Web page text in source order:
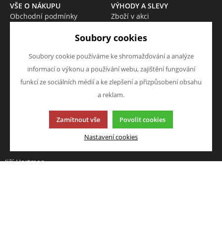
VŠE O NÁKUPU
Obchodní podmínky
Zásady zpracování osobních
údajů (GDPR)
VÝHODY A SLEVY
Zboží v akci
Zboží výprodej
O FIRMĚ
NAPIŠTE NÁM
Chcete nám něco sdělit o
shopu? Neváhejte napsat.
Chci napsat zprávu
Jiří Hartman
Soubory cookies
Soubory cookie používáme ke shromažďování a analýze
informací o výkonu a používání webu, zajištění fungování
funkcí ze sociálních médií a ke zlepšení a přizpůsobení obsahu
a reklam.
Zamítnout vše Povolit cookies
Nastavení cookies